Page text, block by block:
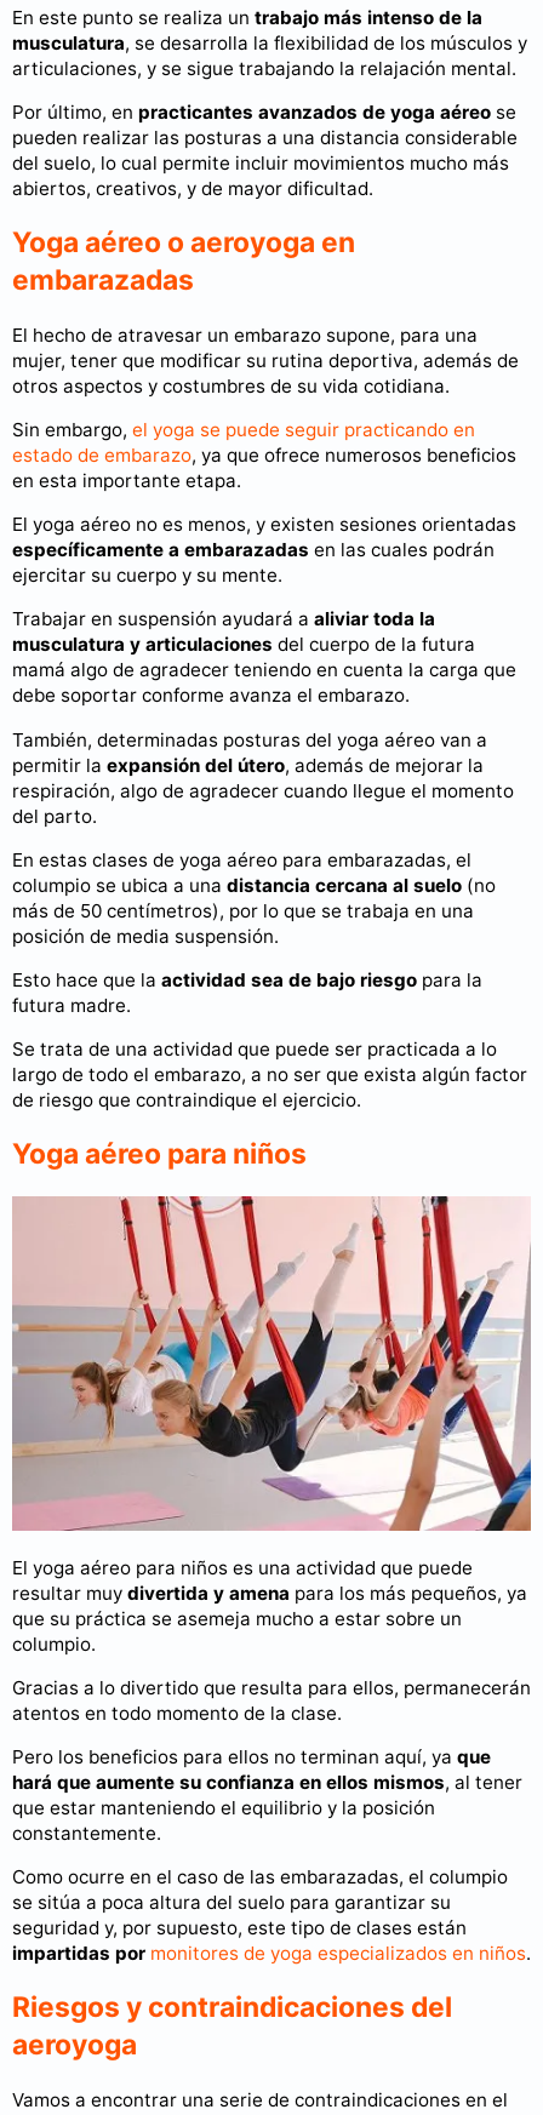
En este punto se realiza un trabajo más intenso de la
musculatura, se desarrolla la flexibilidad de los músculos y
articulaciones, y se sigue trabajando la relajación mental.
Por último, en practicantes avanzados de yoga aéreo se
pueden realizar las posturas a una distancia considerable
del suelo, lo cual permite incluir movimientos mucho más
abiertos, creativos, y de mayor dificultad.
Yoga aéreo o aeroyoga en
embarazadas
El hecho de atravesar un embarazo supone, para una
mujer, tener que modificar su rutina deportiva, además de
otros aspectos y costumbres de su vida cotidiana.
Sin embargo, el yoga se puede seguir practicando en
estado de embarazo, ya que ofrece numerosos beneficios
en esta importante etapa.
El yoga aéreo no es menos, y existen sesiones orientadas
específicamente a embarazadas en las cuales podrán
ejercitar su cuerpo y su mente.
Trabajar en suspensión ayudará a aliviar toda la
musculatura y articulaciones del cuerpo de la futura
mamá algo de agradecer teniendo en cuenta la carga que
debe soportar conforme avanza el embarazo.
También, determinadas posturas del yoga aéreo van a
permitir la expansión del útero, además de mejorar la
respiración, algo de agradecer cuando llegue el momento
del parto.
En estas clases de yoga aéreo para embarazadas, el
columpio se ubica a una distancia cercana al suelo (no
más de 50 centímetros), por lo que se trabaja en una
posición de media suspensión.
Esto hace que la actividad sea de bajo riesgo para la
futura madre.
Se trata de una actividad que puede ser practicada a lo
largo de todo el embarazo, a no ser que exista algún factor
de riesgo que contraindique el ejercicio.
Yoga aéreo para niños
El yoga aéreo para niños es una actividad que puede
resultar muy divertida y amena para los más pequeños, ya
que su práctica se asemeja mucho a estar sobre un
columpio.
Gracias a lo divertido que resulta para ellos, permanecerán
atentos en todo momento de la clase.
Pero los beneficios para ellos no terminan aquí, ya que
hará que aumente su confianza en ellos mismos, al tener
que estar manteniendo el equilibrio y la posición
constantemente.
Como ocurre en el caso de las embarazadas, el columpio
se sitúa a poca altura del suelo para garantizar su
seguridad y, por supuesto, este tipo de clases están
impartidas por monitores de yoga especializados en niños.
Riesgos y contraindicaciones del
aeroyoga
Vamos a encontrar una serie de contraindicaciones en el